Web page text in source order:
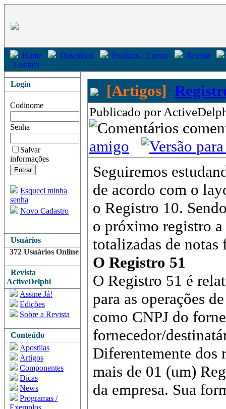
Home Download Produtos / Cursos
Revista
Contato
Login
Codinome
Senha
Salvar
informações
Esqueci minha
senha
Novo Cadastro
Usuários
372 Usuários Online
Revista
ActiveDelphi
Assine Já!
Edições
Sobre a Revista
Conteúdo
Apostilas
Artigos
Componentes
Dicas
News
Programas /
Exemplos
[Artigos]
Publicado por
amigo
Seguiremos
de acordo com o
o Registro 10.
o próximo registro a
totalizadas de
O Registro 51
O Registro 51 é
para as operações
como CNPJ do
fornecedor/
Diferentemente dos
mais de 01 (um)
da empresa. Sua